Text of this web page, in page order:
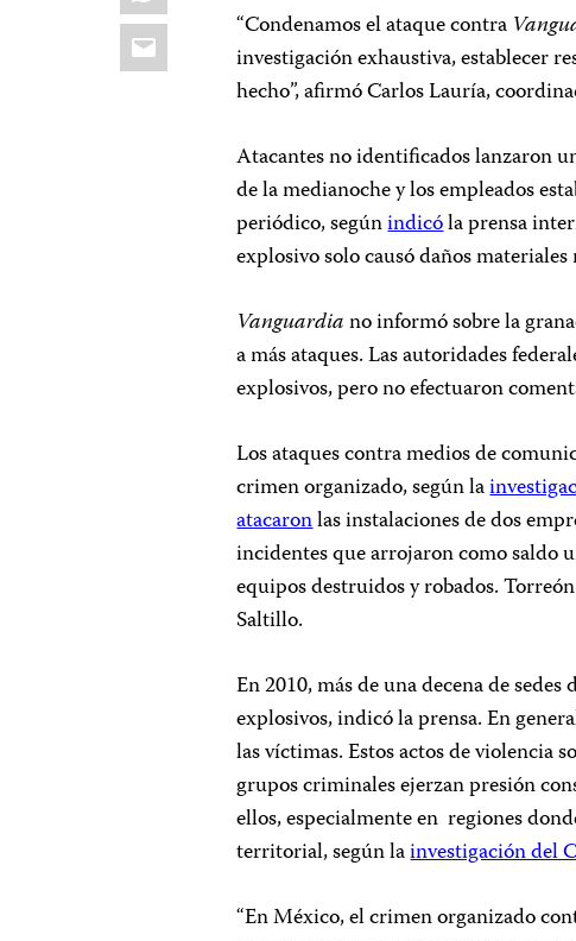
Email
“Condenamos el ataque contra
investigación exhaustiva, establecer
hecho”, afirmó Carlos Lauría,
Atacantes no identificados lanzaron
de la medianoche y los empleados
periódico, segúnindicóla prensa
explosivo solo causó daños
Vanguardiano informó sobre la
a más ataques. Las autoridades
explosivos, pero no efectuaron
Los ataques contra medios de
crimen organizado, según la
atacaronlas instalaciones de dos
incidentes que arrojaron como saldo
equipos destruidos y robados.
Saltillo.
En 2010, más de una decena de
explosivos, indicó la prensa. En
las víctimas. Estos actos de violencia
grupos criminales ejerzan presión
ellos, especialmente en regiones
territorial, según lainvestigación del
“En México, el crimen organizado